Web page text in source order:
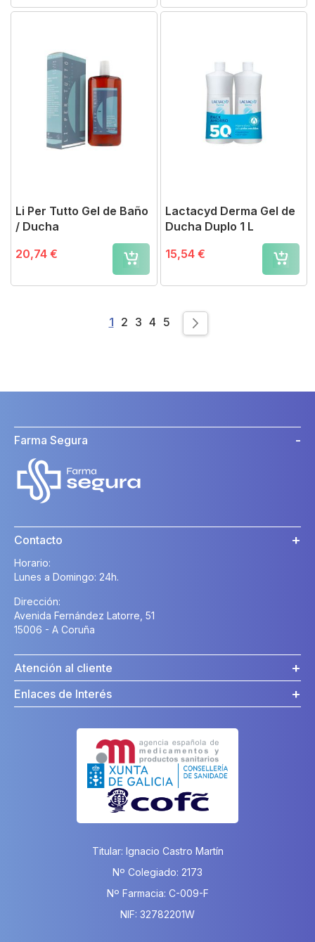
Li Per Tutto Gel de Baño
/ Ducha
20,74 €
Lactacyd Derma Gel de
Ducha Duplo 1 L
15,54 €
Page
You're currently reading page
1 Page
2 Page
3 Page
4 Page
5
Farma Segura
Contacto
Horario:
Lunes a Domingo: 24h.
Dirección:
Avenida Fernández Latorre, 51
15006 - A Coruña
Atención al cliente
Enlaces de Interés
Titular: Ignacio Castro Martín
Nº Colegiado: 2173
Nº Farmacia: C-009-F
NIF: 32782201W